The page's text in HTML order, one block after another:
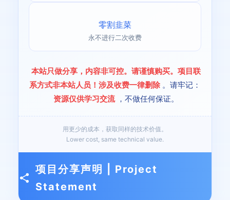
零割韭菜
永不进行二次收费
本站只做分享，内容非可控。请谨慎购买。项目联
系方式非本站人员！涉及收费一律删除 。请牢记：
资源仅供学习交流 ，不做任何保证。
用更少的成本，获取同样的技术价值。
Lower cost, same technical value.
项目分享声明 | Project
Statement